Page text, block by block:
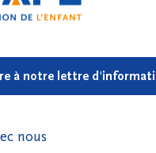
à notre lettre
nous